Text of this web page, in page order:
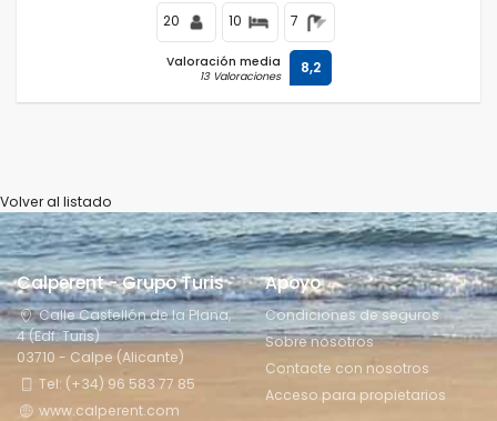
20 10 7
Valoración media
13 Valoraciones 8,2
Volver al listado
Calperent - Grupo Turis
Calle Castellón de la Plana,
4 (Edf. Turis)
03710 - Calpe (Alicante)
Tel: (+34) 96 583 77 85
www.calperent.com
Apoyo
Condiciones de seguros
Sobre nosotros
Contacte con nosotros
Acceso para propietarios